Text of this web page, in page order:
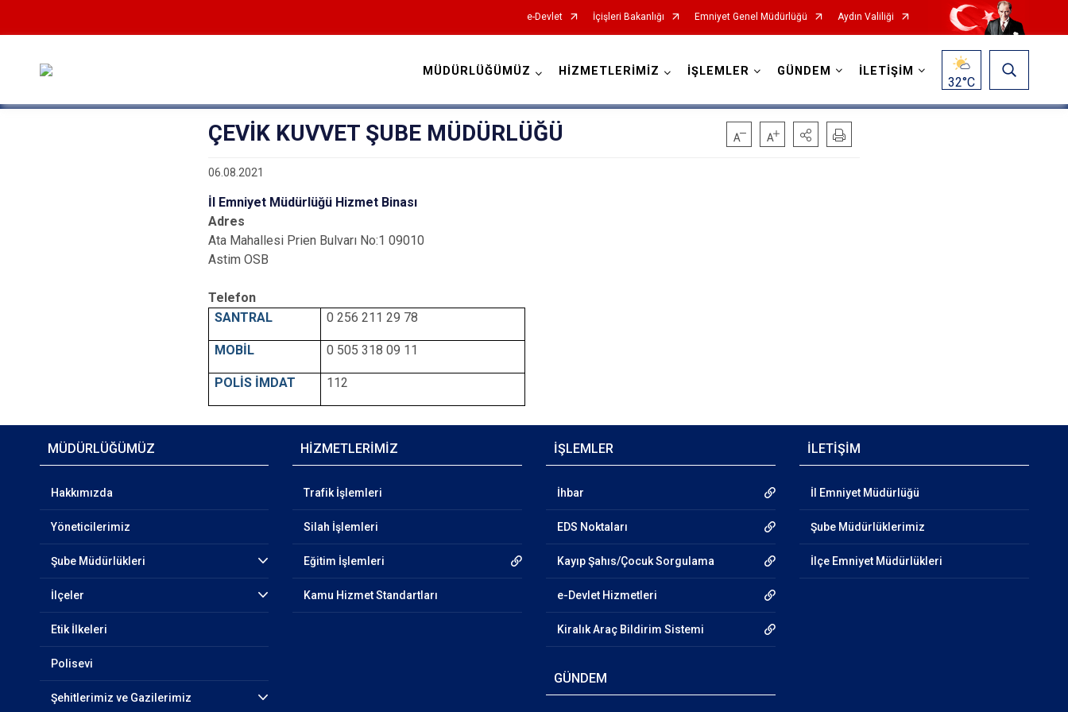
e-Devlet İçişleri Bakanlığı Emniyet Genel Müdürlüğü Aydın Valiliği
MÜDÜRLÜĞÜMÜZ HİZMETLERİMİZ İŞLEMLER GÜNDEM İLETİŞİM
32°C
ÇEVİK KUVVET ŞUBE MÜDÜRLÜĞÜ
06.08.2021
İl Emniyet Müdürlüğü Hizmet Binası
Adres
Ata Mahallesi Prien Bulvarı No:1 09010
Astim OSB
Telefon
SANTRAL
0 256 211 29 78
MOBİL 0 505 318 09 11
POLİS İMDAT 112
MÜDÜRLÜĞÜMÜZ
Hakkımızda
Yöneticilerimiz
Şube Müdürlükleri
İlçeler
Etik İlkeleri
Polisevi
Şehitlerimiz ve Gazilerimiz
HİZMETLERİMİZ
Trafik İşlemleri
Silah İşlemleri
Eğitim İşlemleri
Kamu Hizmet Standartları
İŞLEMLER
İhbar
EDS Noktaları
Kayıp Şahıs/Çocuk Sorgulama
e-Devlet Hizmetleri
Kiralık Araç Bildirim Sistemi
GÜNDEM
İLETİŞİM
İl Emniyet Müdürlüğü
Şube Müdürlüklerimiz
İlçe Emniyet Müdürlükleri